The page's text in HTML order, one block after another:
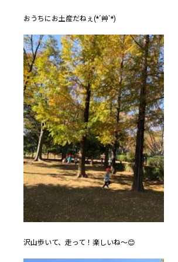
おうちにお土産だねぇ(*´艸`*)
沢山歩いて、走って！楽しいね～😊